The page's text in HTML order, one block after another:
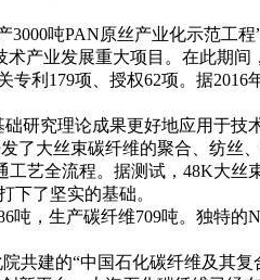
吨PAN原丝产业化示范工程
产业发展重大项目。在此期
利179项、授权62项。据
究理论成果更好地应用于技
大丝束碳纤维的聚合、纺丝
艺全流程。据测试，48K大
下了坚实的基础。
生产碳纤维709吨。独特的
建的“中国石化碳纤维及其复